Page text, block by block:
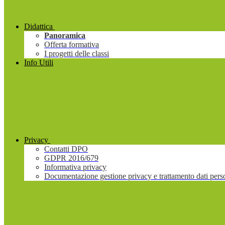
Didattica
Panoramica
Offerta formativa
I progetti delle classi
Info Utili
Privacy
Contatti DPO
GDPR 2016/679
Informativa privacy
Documentazione gestione privacy e trattamento dati